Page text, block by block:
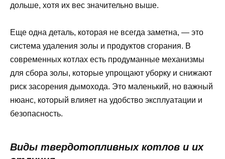
дольше, хотя их вес значительно выше.
Еще одна деталь, которая не всегда заметна, — это
система удаления золы и продуктов сгорания. В
современных котлах есть продуманные механизмы
для сбора золы, которые упрощают уборку и снижают
риск засорения дымохода. Это маленький, но важный
нюанс, который влияет на удобство эксплуатации и
безопасность.
Виды твердотопливных котлов и их